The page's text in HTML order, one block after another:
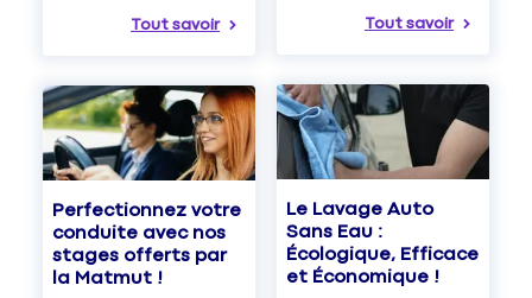
Tout savoir Tout savoir
Perfectionnez votre
conduite avec nos
stages offerts par
la Matmut !
Le Lavage Auto
Sans Eau :
Écologique, Efficace
et Économique !